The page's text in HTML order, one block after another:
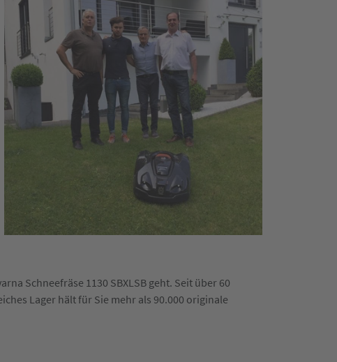
Schneefräse 1130 SBXLSB geht. Seit über 60
Lager hält für Sie mehr als 90.000 originale